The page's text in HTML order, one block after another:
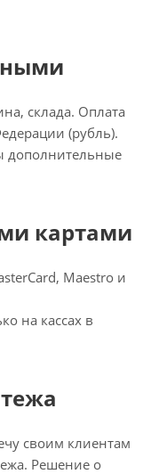
склада. Оплата
(рубль).
дополнительные
картами
Maestro и
на кассах в
своим клиентам
Решение о